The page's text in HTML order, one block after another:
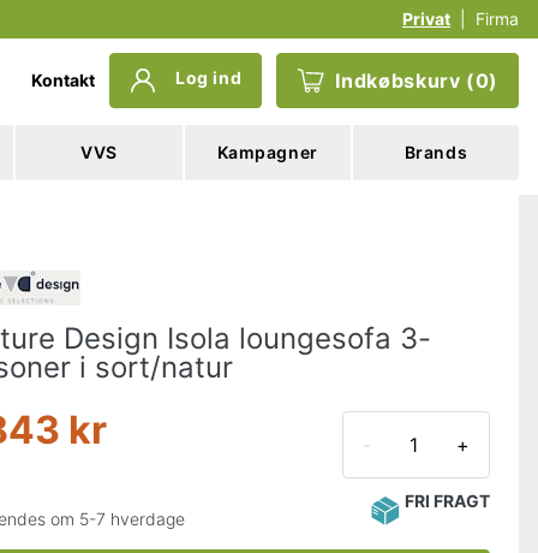
Privat Firma
Kontakt Log ind Indkøbskurv (0)
VVS Kampagner Brands
Design Isola loungesofa 3-
i sort/natur
kr +
om 5-7 hverdage
FRI FRAGT